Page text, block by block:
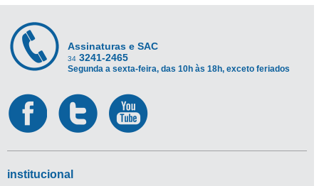
Assinaturas e SAC
34 3241-2465
Segunda a sexta-feira, das 10h às 18h, exceto feriados
institucional